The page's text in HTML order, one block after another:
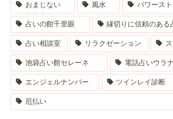
おまじない 風水 パワース
占いの館千里眼 縁切りに信頼のある
占い相談室 リラクゼーション
池袋占い館セレーネ 電話占いウラナ
エンジェルナンバー ツインレイ診断
厄払い